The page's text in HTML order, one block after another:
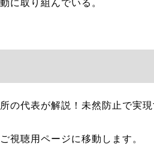
に取り組んでいる。
代表が解説！未然防止で実現
視聴用ページに移動します。